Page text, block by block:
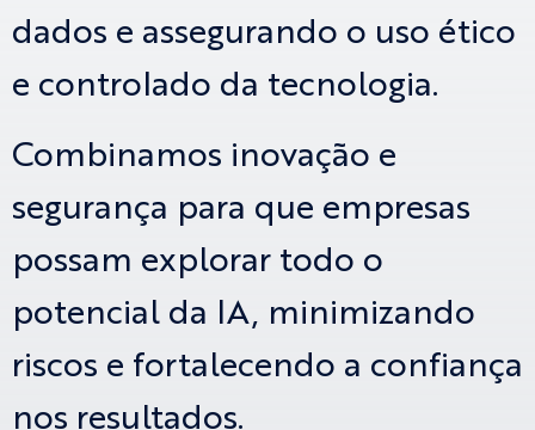
dados e assegurando o uso ético
e controlado da tecnologia.
Combinamos inovação e
segurança para que empresas
possam explorar todo o
potencial da IA, minimizando
riscos e fortalecendo a confiança
nos resultados.